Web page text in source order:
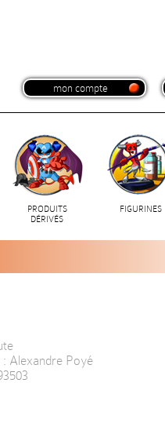
mon compte
PRODUITS
DÉRIVÉS
FIGURINES
Alexandre Poyé